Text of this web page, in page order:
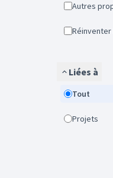
Autres
Liées à
Tout
Projets